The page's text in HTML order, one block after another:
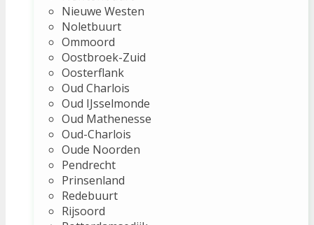
Nieuwe Westen
Noletbuurt
Ommoord
Oostbroek-Zuid
Oosterflank
Oud Charlois
Oud IJsselmonde
Oud Mathenesse
Oud-Charlois
Oude Noorden
Pendrecht
Prinsenland
Redebuurt
Rijsoord